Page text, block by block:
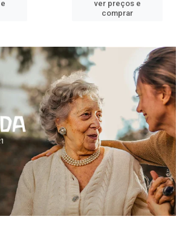
ver preços e
comprar